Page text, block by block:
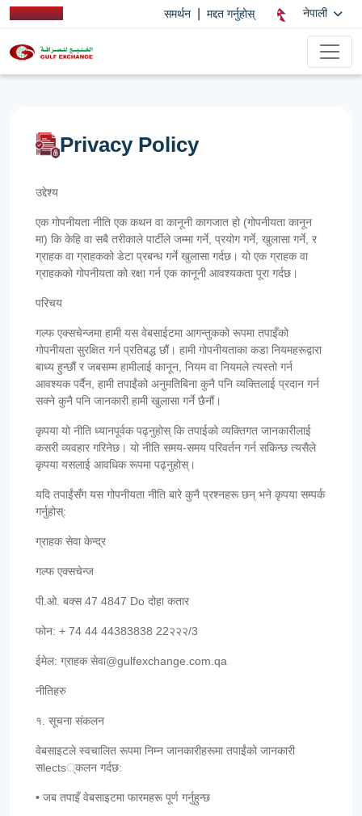
समर्थन मद्दत गर्नुहोस् नेपाली
Privacy Policy
उद्देश्य
एक गोपनीयता नीति एक कथन वा कानूनी कागजात हो (गोपनीयता कानून
मा) कि केहि वा सबै तरीकाले पार्टीले जम्मा गर्ने, प्रयोग गर्ने, खुलासा गर्ने, र
ग्राहक वा ग्राहकको डेटा प्रबन्ध गर्ने खुलासा गर्दछ। यो एक ग्राहक वा
ग्राहकको गोपनीयता को रक्षा गर्न एक कानूनी आवश्यकता पूरा गर्दछ।
परिचय
गल्फ एक्सचेन्जमा हामी यस वेबसाईटमा आगन्तुकको रूपमा तपाइँको
गोपनीयता सुरक्षित गर्न प्रतिबद्ध छौं। हामी गोपनीयताका कडा नियमहरूद्वारा
बाध्य हुन्छौं र जबसम्म हामीलाई कानून, नियम वा नियमले त्यस्तो गर्न
आवश्यक पर्दैन, हामी तपाईंको अनुमतिबिना कुनै पनि व्यक्तिलाई प्रदान गर्न
सक्ने कुनै पनि जानकारी हामी खुलासा गर्ने छैनौं।
कृपया यो नीति ध्यानपूर्वक पढ्नुहोस् कि तपाईको व्यक्तिगत जानकारीलाई
कसरी व्यवहार गरिनेछ। यो नीति समय-समय परिवर्तन गर्न सकिन्छ त्यसैले
कृपया यसलाई आवधिक रूपमा पढ्नुहोस्।
यदि तपाईंसँग यस गोपनीयता नीति बारे कुनै प्रश्नहरू छन् भने कृपया सम्पर्क
गर्नुहोस्:
ग्राहक सेवा केन्द्र
गल्फ एक्सचेन्ज
पी.ओ. बक्स 47 4847 Do दोहा कतार
फोन: + 74 44 44383838 22२२२/3
ईमेल: ग्राहक सेवा@gulfexchange.com.qa
नीतिहरु
१. सूचना संकलन
वेबसाइटले स्वचालित रूपमा निम्न जानकारीहरूमा तपाईंको जानकारी
सlects्कलन गर्दछ:
• जब तपाइँ वेबसाइटमा फारमहरू पूर्ण गर्नुहुन्छ